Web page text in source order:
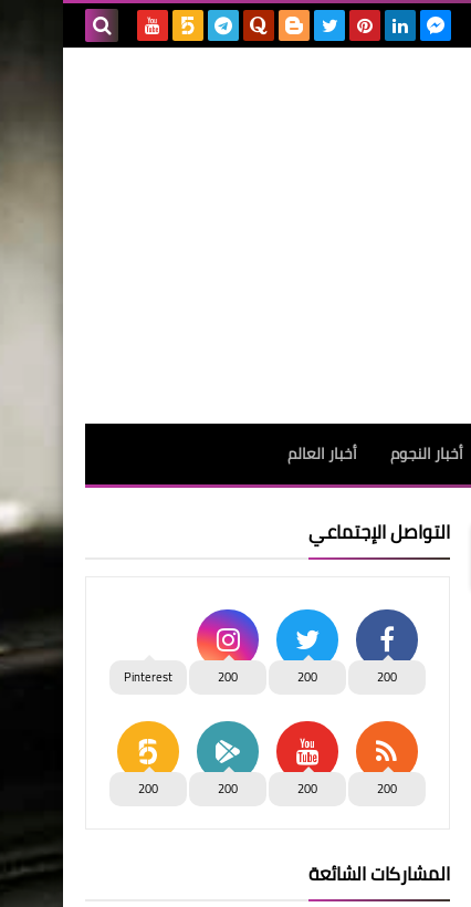
أخبار النجوم أخبار العالم
التواصل الإجتماعي
200
200
200
Pinterest
200
200
200
200
المشاركات الشائعة